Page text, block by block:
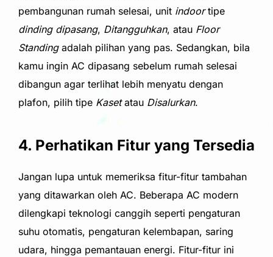
pembangunan rumah selesai, unit indoortipe
dinding dipasang, Ditangguhkan, atau Floor
Standingadalah pilihan yang pas. Sedangkan, bila
kamu ingin AC dipasang sebelum rumah selesai
dibangun agar terlihat lebih menyatu dengan
plafon, pilih tipe Kasetatau Disalurkan.
4. Perhatikan Fitur yang Tersedia
Jangan lupa untuk memeriksa fitur-fitur tambahan
yang ditawarkan oleh AC. Beberapa AC modern
dilengkapi teknologi canggih seperti pengaturan
suhu otomatis, pengaturan kelembapan, saring
udara, hingga pemantauan energi. Fitur-fitur ini